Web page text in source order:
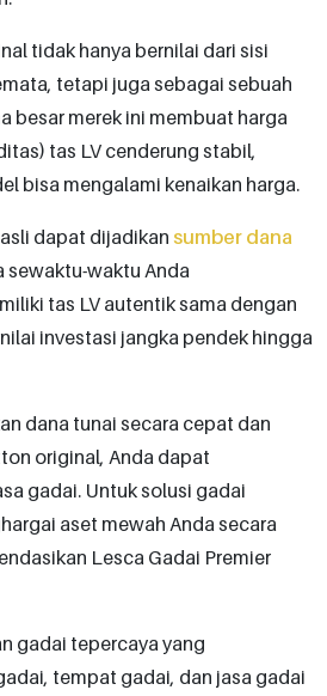
tidak hanya bernilai dari sisi
tetapi juga sebagai sebuah
besar merek ini membuat harga
tas LV cenderung stabil,
bisa mengalami kenaikan harga.
dapat dijadikan sumber dana
sewaktu-waktu Anda
tas LV autentik sama dengan
investasi jangka pendek hingga
dana tunai secara cepat dan
original, Anda dapat
gadai. Untuk solusi gadai
aset mewah Anda secara
Lesca Gadai Premier
gadai tepercaya yang
tempat gadai, dan jasa gadai